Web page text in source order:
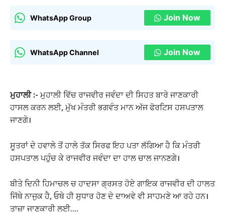
WhatsApp Group Join Now
WhatsApp Channel Join Now
ਮੁਹਾਲੀ :- ਮੁਹਾਲੀ ਵਿੱਚ ਰਾਜਵੀਰ ਜਵੰਦਾ ਦੀ ਸਿਹਤ ਬਾਰੇ ਜਾਣਕਾਰੀ
ਹਾਸਲ ਕਰਨ ਲਈ, ਮੁੱਖ ਮੰਤਰੀ ਭਗਵੰਤ ਮਾਨ ਅੱਜ ਫੋਰਟਿਸ ਹਸਪਤਾਲ
ਜਾਣਗੇ।
ਸੂਤਰਾਂ ਦੇ ਹਵਾਲੇ ਤੋਂ ਹਾਲੇ ਤੱਕ ਸਿਰਫ ਇਹ ਪਤਾ ਲੱਗਿਆ ਹੈ ਕਿ ਮੰਤਰੀ
ਹਸਪਤਾਲ ਪਹੁੰਚ ਕੇ ਰਾਜਵੀਰ ਜਵੰਦਾ ਦਾ ਹਾਲ ਚਾਲ ਜਾਨਣਗੇ।
ਬੀਤੇ ਦਿਨੀ ਹਿਮਾਚਲ ਚ ਹਾਦਸਾ ਗ੍ਰਸਤ ਹੋਏ ਗਾਇਕ ਰਾਜਵੀਰ ਦੀ ਹਾਲਤ
ਜਿੱਥੇ ਨਾਜੁਕ ਹੈ, ਓਥੇ ਹੀ ਸੁਧਾਰ ਹੋਣ ਦੇ ਦਾਅਵੇ ਵੀ ਸਾਹਮਣੇ ਆ ਰਹੇ ਹਨ।
ਤਾਜ਼ਾ ਜਾਣਕਾਰੀ ਲਈ….